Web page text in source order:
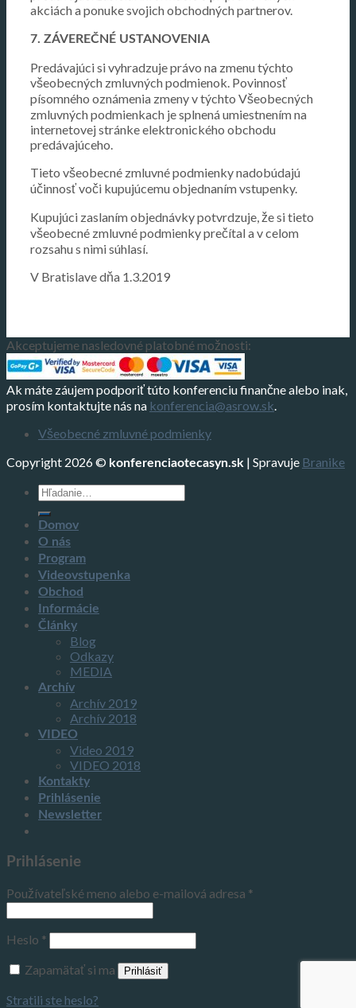
akciách a ponuke svojich obchodných partnerov.
7. ZÁVEREČNÉ USTANOVENIA
Predávajúci si vyhradzuje právo na zmenu týchto
všeobecných zmluvných podmienok. Povinnosť
písomného oznámenia zmeny v týchto Všeobecných
zmluvných podmienkach je splnená umiestnením na
internetovej stránke elektronického obchodu
predávajúceho.
Tieto všeobecné zmluvné podmienky nadobúdajú
účinnosť voči kupujúcemu objednaním vstupenky.
Kupujúci zaslaním objednávky potvrdzuje, že si tieto
všeobecné zmluvné podmienky prečítal a v celom
rozsahu s nimi súhlasí.
V Bratislave dňa 1.3.2019
Akceptujeme nasledovné platobné možnosti:
Ak máte záujem podporiť túto konferenciu finančne alebo inak,
prosím kontaktujte nás na konferencia@asrow.sk.
Všeobecné zmluvné podmienky
Copyright 2026 © konferenciaotecasyn.sk | Spravuje Branike
Hľadať:
Domov
O nás
Program
Videovstupenka
Obchod
Informácie
Články
Blog
Odkazy
MEDIA
Archív
Archív 2019
Archív 2018
VIDEO
Video 2019
VIDEO 2018
Kontakty
Prihlásenie
Newsletter
Prihlásenie
Používateľské meno alebo e-mailová adresa *
Heslo *
Zapamätať si ma
Prihlásiť
Stratili ste heslo?